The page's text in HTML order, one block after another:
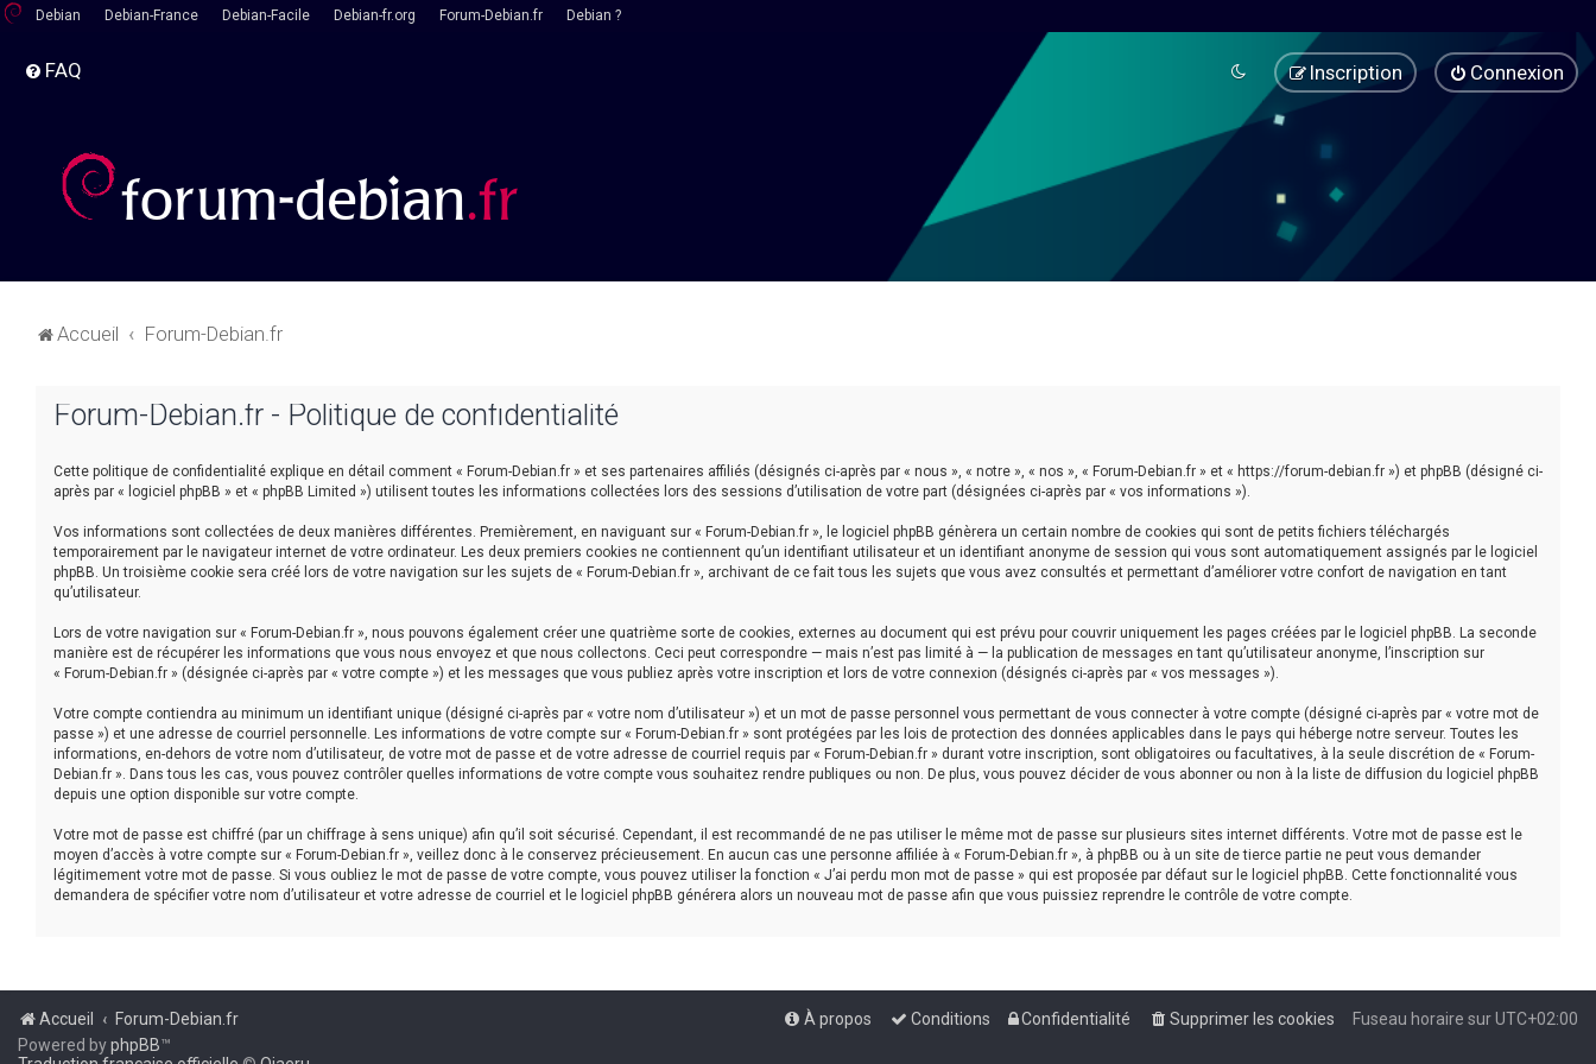
Debian Debian-France Debian-Facile Debian-fr.org Forum-Debian.fr Debian ?
FAQ Connexion
Inscription
Accueil Forum-Debian.fr
Forum-Debian.fr - Politique de confidentialité
Cette politique de confidentialité explique en détail comment « Forum-Debian.fr » et ses partenaires affiliés (désignés ci-après par « nous », « notre », « nos », « Forum-Debian.fr » et « https://forum-debian.fr ») et phpBB (désigné ci-
après par « logiciel phpBB » et « phpBB Limited ») utilisent toutes les informations collectées lors des sessions d’utilisation de votre part (désignées ci-après par « vos informations »).
Vos informations sont collectées de deux manières différentes. Premièrement, en naviguant sur « Forum-Debian.fr », le logiciel phpBB génèrera un certain nombre de cookies qui sont de petits fichiers téléchargés
temporairement par le navigateur internet de votre ordinateur. Les deux premiers cookies ne contiennent qu’un identifiant utilisateur et un identifiant anonyme de session qui vous sont automatiquement assignés par le logiciel
phpBB. Un troisième cookie sera créé lors de votre navigation sur les sujets de « Forum-Debian.fr », archivant de ce fait tous les sujets que vous avez consultés et permettant d’améliorer votre confort de navigation en tant
qu’utilisateur.
Lors de votre navigation sur « Forum-Debian.fr », nous pouvons également créer une quatrième sorte de cookies, externes au document qui est prévu pour couvrir uniquement les pages créées par le logiciel phpBB. La seconde
manière est de récupérer les informations que vous nous envoyez et que nous collectons. Ceci peut correspondre — mais n’est pas limité à — la publication de messages en tant qu’utilisateur anonyme, l’inscription sur
« Forum-Debian.fr » (désignée ci-après par « votre compte ») et les messages que vous publiez après votre inscription et lors de votre connexion (désignés ci-après par « vos messages »).
Votre compte contiendra au minimum un identifiant unique (désigné ci-après par « votre nom d’utilisateur ») et un mot de passe personnel vous permettant de vous connecter à votre compte (désigné ci-après par « votre mot de
passe ») et une adresse de courriel personnelle. Les informations de votre compte sur « Forum-Debian.fr » sont protégées par les lois de protection des données applicables dans le pays qui héberge notre serveur. Toutes les
informations, en-dehors de votre nom d’utilisateur, de votre mot de passe et de votre adresse de courriel requis par « Forum-Debian.fr » durant votre inscription, sont obligatoires ou facultatives, à la seule discrétion de « Forum-
Debian.fr ». Dans tous les cas, vous pouvez contrôler quelles informations de votre compte vous souhaitez rendre publiques ou non. De plus, vous pouvez décider de vous abonner ou non à la liste de diffusion du logiciel phpBB
depuis une option disponible sur votre compte.
Votre mot de passe est chiffré (par un chiffrage à sens unique) afin qu’il soit sécurisé. Cependant, il est recommandé de ne pas utiliser le même mot de passe sur plusieurs sites internet différents. Votre mot de passe est le
moyen d’accès à votre compte sur « Forum-Debian.fr », veillez donc à le conservez précieusement. En aucun cas une personne affiliée à « Forum-Debian.fr », à phpBB ou à un site de tierce partie ne peut vous demander
légitimement votre mot de passe. Si vous oubliez le mot de passe de votre compte, vous pouvez utiliser la fonction « J’ai perdu mon mot de passe » qui est proposée par défaut sur le logiciel phpBB. Cette fonctionnalité vous
demandera de spécifier votre nom d’utilisateur et votre adresse de courriel et le logiciel phpBB générera alors un nouveau mot de passe afin que vous puissiez reprendre le contrôle de votre compte.
Accueil Forum-Debian.fr Fuseau horaire surUTC+02:00
Supprimer les cookies
Confidentialité
Conditions
À propos
Powered byphpBB™